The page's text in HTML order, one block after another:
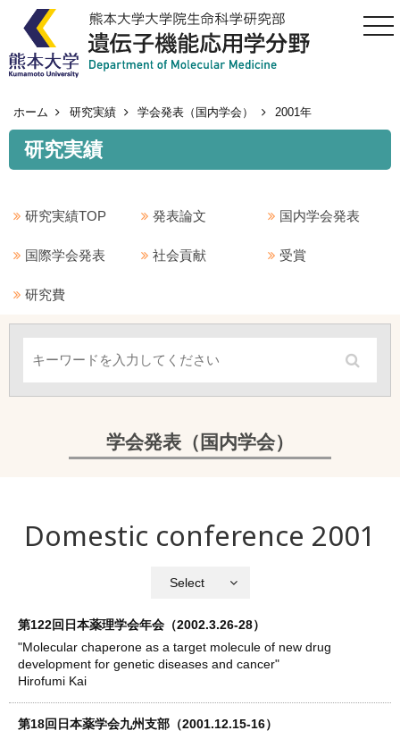
ホーム 研究実績 学会発表（国内学会） 2001年
研究実績
研究実績TOP 発表論文 国内学会発表
国際学会発表 社会貢献 受賞
研究費
学会発表（国内学会）
Domestic conference 2001
Select
第122回日本薬理学会年会（2002.3.26-28）
"Molecular chaperone as a target molecule of new drug
development for genetic diseases and cancer"
Hirofumi Kai
第18回日本薬学会九州支部（2001.12.15-16）